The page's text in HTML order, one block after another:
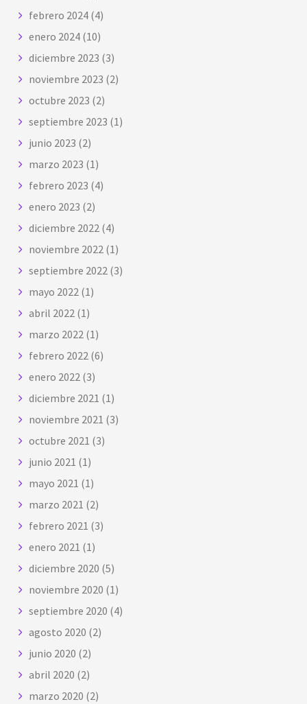
febrero 2024 (4)
enero 2024 (10)
diciembre 2023 (3)
noviembre 2023 (2)
octubre 2023 (2)
septiembre 2023 (1)
junio 2023 (2)
marzo 2023 (1)
febrero 2023 (4)
enero 2023 (2)
diciembre 2022 (4)
noviembre 2022 (1)
septiembre 2022 (3)
mayo 2022 (1)
abril 2022 (1)
marzo 2022 (1)
febrero 2022 (6)
enero 2022 (3)
diciembre 2021 (1)
noviembre 2021 (3)
octubre 2021 (3)
junio 2021 (1)
mayo 2021 (1)
marzo 2021 (2)
febrero 2021 (3)
enero 2021 (1)
diciembre 2020 (5)
noviembre 2020 (1)
septiembre 2020 (4)
agosto 2020 (2)
junio 2020 (2)
abril 2020 (2)
marzo 2020 (2)